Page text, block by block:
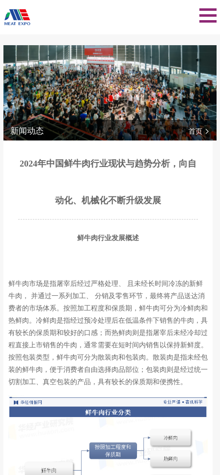
首页>
新闻动态
2024年中国鲜牛肉行业现状与趋势分析，向自
动化、机械化不断升级发展
鲜牛肉行业发展概述
鲜牛肉市场是指屠宰后经过严格处理、 且未经长时间冷冻的新鲜
牛肉， 并通过一系列加工、 分销及零售环节，最终将产品送达消
费者的市场体系。 按照加工程度和保质期，鲜牛肉可分为冷鲜肉和
热鲜肉。冷鲜肉是指经过预冷处理后在低温条件下销售的牛肉，具
有较长的保质期和较好的口感；而热鲜肉则是指屠宰后未经冷却过
程直接上市销售的牛肉，通常需要在短时间内销售以保持新鲜度。
按照包装类型，鲜牛肉可分为散装肉和包装肉。散装肉是指未经包
装的鲜牛肉，便于消费者自由选择肉品部位；包装肉则是经过统一
切割加工、真空包装的产品，具有较长的保质期和便携性。